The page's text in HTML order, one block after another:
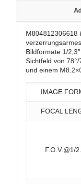
M804812306618
Bildformate 1/
Sichtfeld von
und einem
IMAGE
FOCAL
F.O.V.@1/